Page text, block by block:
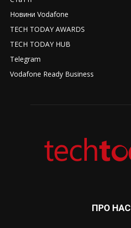
Новини Vodafone
TECH TODAY AWARDS
TECH TODAY HUB
Telegram
Vodafone Ready Business
ПРО НАС